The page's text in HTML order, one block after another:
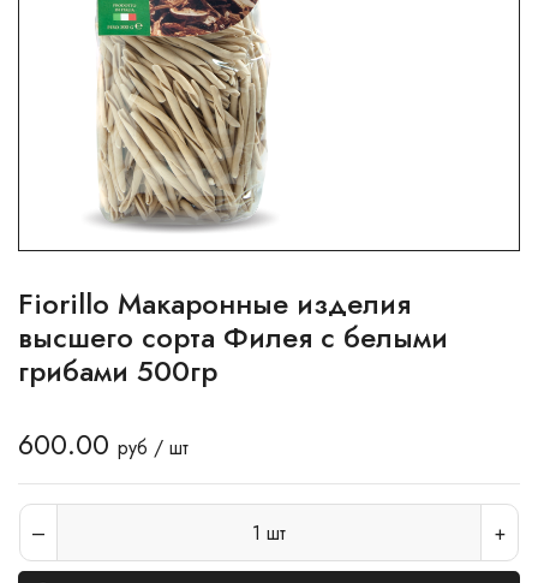
Fiorillo Макаронные изделия
высшего сорта Филея с белыми
грибами 500гр
600.00 руб / шт
1 шт